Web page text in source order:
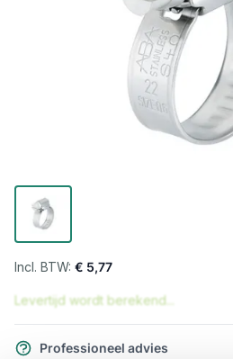
€ 5,77
Levertijd wordt berekend...
Professioneel advies